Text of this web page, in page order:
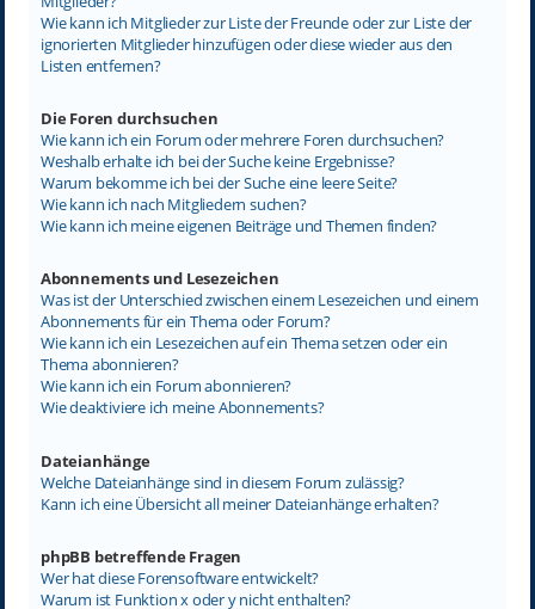
Wie kann ich Mitglieder zur Liste der Freunde oder zur Liste der
ignorierten Mitglieder hinzufügen oder diese wieder aus den
Listen entfernen?
Die Foren durchsuchen
Wie kann ich ein Forum oder mehrere Foren durchsuchen?
Weshalb erhalte ich bei der Suche keine Ergebnisse?
Warum bekomme ich bei der Suche eine leere Seite?
Wie kann ich nach Mitgliedern suchen?
Wie kann ich meine eigenen Beiträge und Themen finden?
Abonnements und Lesezeichen
Was ist der Unterschied zwischen einem Lesezeichen und einem
Abonnements für ein Thema oder Forum?
Wie kann ich ein Lesezeichen auf ein Thema setzen oder ein
Thema abonnieren?
Wie kann ich ein Forum abonnieren?
Wie deaktiviere ich meine Abonnements?
Dateianhänge
Welche Dateianhänge sind in diesem Forum zulässig?
Kann ich eine Übersicht all meiner Dateianhänge erhalten?
phpBB betreffende Fragen
Wer hat diese Forensoftware entwickelt?
Warum ist Funktion x oder y nicht enthalten?